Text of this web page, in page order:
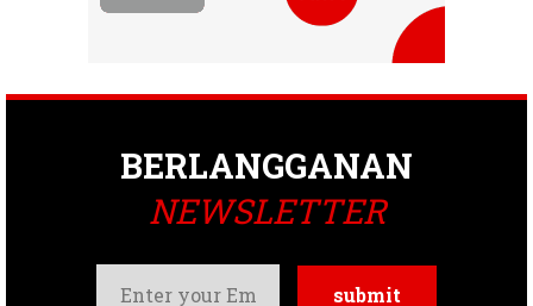
BERLANGGANAN
NEWSLETTER